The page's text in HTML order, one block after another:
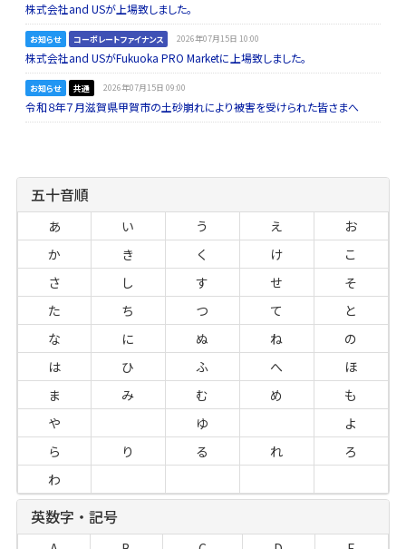
株式会社and USが上場致しました。
お知らせ コーポレートファイナンス 2026年07月15日 10:00
株式会社and USがFukuoka PRO Marketに上場致しました。
お知らせ 共通 2026年07月15日 09:00
令和８年７月滋賀県甲賀市の土砂崩れにより被害を受けられた皆さまへ
五十音順
あ い う え
お
か
き く け
こ
さ
し す せ
そ
た
ち つ て
と
な
に ぬ ね
の
は
ひ ふ へ
ほ
ま
み む め
も
や
ゆ
よ
ら
り る れ
ろ
わ
英数字・記号